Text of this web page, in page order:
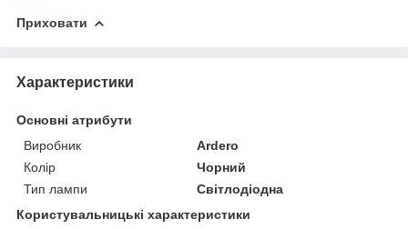
Приховати
Характеристики
Основні атрибути
Виробник
Ardero
Колір
Чорний
Тип лампи
Світлодіодна
Користувальницькі характеристики